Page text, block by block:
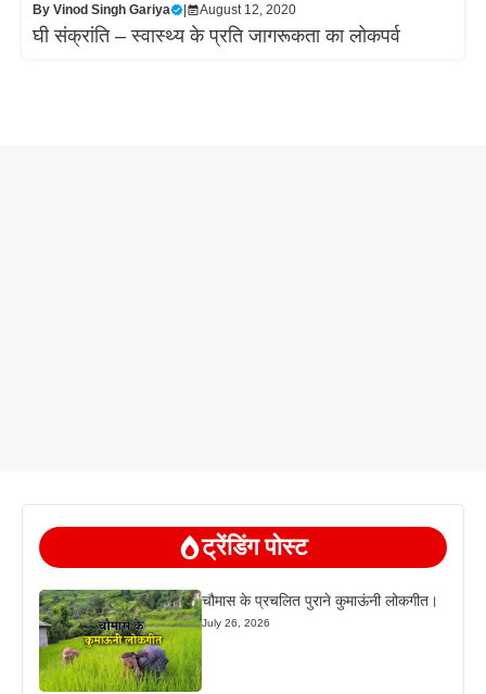
By Vinod Singh Gariya August 12, 2020
घी संक्रांति – स्वास्थ्य के प्रति जागरूकता का लोकपर्व
ट्रेंडिंग पोस्ट
चौमास के प्रचलित पुराने कुमाऊंनी लोकगीत।
July 26, 2026